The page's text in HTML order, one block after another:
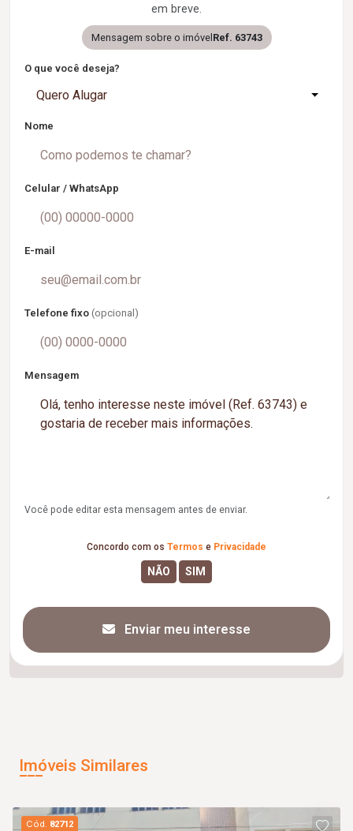
em breve.
Mensagem sobre o imóvel Ref. 63743
O que você deseja?
Quero Alugar
Nome
Celular / WhatsApp
E-mail
Telefone fixo (opcional)
Mensagem
Você pode editar esta mensagem antes de enviar.
Concordo com os Termos e Privacidade
Enviar meu interesse
Imóveis Similares
Cód. 82712